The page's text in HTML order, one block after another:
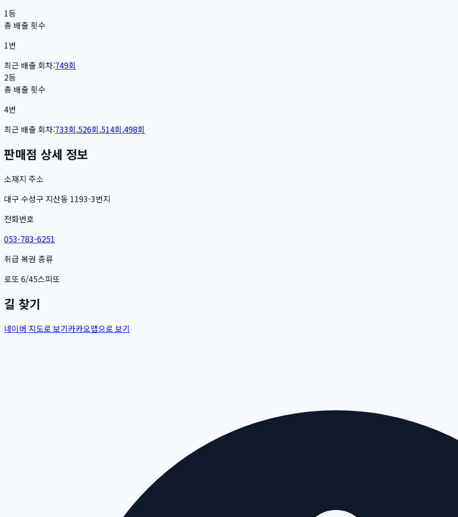
1등
총 배출 횟수
1번
최근 배출 회차:749회
2등
총 배출 횟수
4번
최근 배출 회차:733회,526회,514회,498회
판매점 상세 정보
소재지 주소
대구 수성구 지산동 1193-3번지
전화번호
053-783-6251
취급 복권 종류
로또 6/45스피또
길 찾기
네이버 지도로 보기카카오맵으로 보기